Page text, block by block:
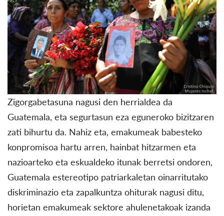
Zigorgabetasuna nagusi den herrialdea da
Guatemala, eta segurtasun eza eguneroko bizitzaren
zati bihurtu da. Nahiz eta, emakumeak babesteko
konpromisoa hartu arren, hainbat hitzarmen eta
nazioarteko eta eskualdeko itunak berretsi ondoren,
Guatemala estereotipo patriarkaletan oinarritutako
diskriminazio eta zapalkuntza ohiturak nagusi ditu,
horietan emakumeak sektore ahulenetakoak izanda